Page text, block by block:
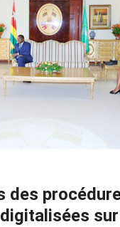
des